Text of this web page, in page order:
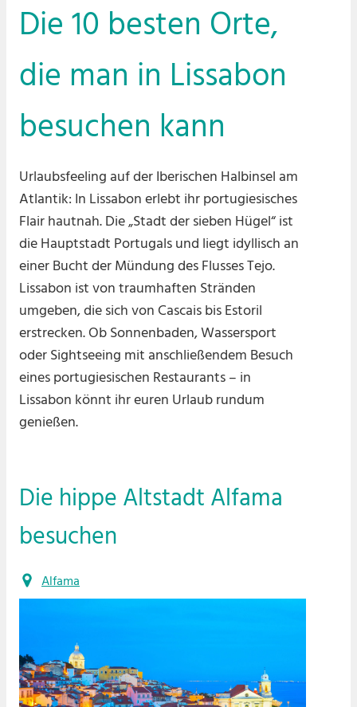
Die 10 besten Orte,
die man in Lissabon
besuchen kann
Urlaubsfeeling auf der Iberischen Halbinsel am
Atlantik: In Lissabon erlebt ihr portugiesisches
Flair hautnah. Die „Stadt der sieben Hügel“ ist
die Hauptstadt Portugals und liegt idyllisch an
einer Bucht der Mündung des Flusses Tejo.
Lissabon ist von traumhaften Stränden
umgeben, die sich von Cascais bis Estoril
erstrecken. Ob Sonnenbaden, Wassersport
oder Sightseeing mit anschließendem Besuch
eines portugiesischen Restaurants – in
Lissabon könnt ihr euren Urlaub rundum
genießen.
Die hippe Altstadt Alfama
besuchen
Alfama